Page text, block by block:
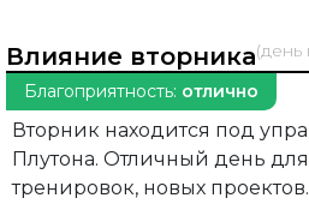
Влияние вторника(день
Благоприятность: отлично
Вторник находится под
Плутона. Отличный день
тренировок, новых